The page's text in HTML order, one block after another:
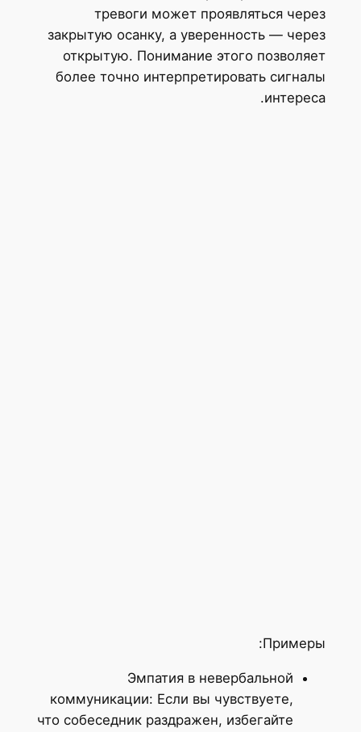
тревоги может проявляться через
закрытую осанку, а уверенность — через
открытую. Понимание этого позволяет
более точно интерпретировать сигналы
интереса.
Примеры:
Эмпатия в невербальной
коммуникации: Если вы чувствуете,
что собеседник раздражен, избегайте